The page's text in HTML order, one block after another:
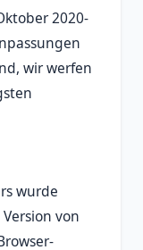
2020-
wir werfen
wurde
von